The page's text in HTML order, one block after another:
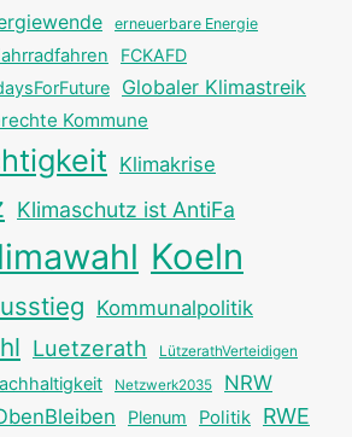
erneuerbare Energie
FCKAFD
Globaler Klimastreik
Kommune
Klimakrise
Klimaschutz ist AntiFa
Koeln
Kommunalpolitik
Luetzerath LützerathVerteidigen
Netzwerk2035 NRW
Plenum Politik RWE